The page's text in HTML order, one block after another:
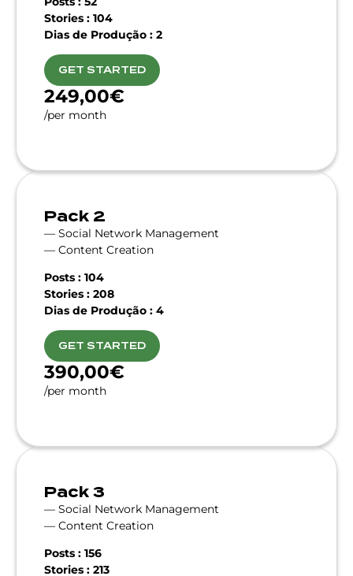
Stories : 104
Dias de Produção : 2
GET STARTED
249,00€
/per month
Pack 2
— Social Network Management
— Content Creation
Posts : 104
Stories : 208
Dias de Produção : 4
GET STARTED
390,00€
/per month
Pack 3
— Social Network Management
— Content Creation
Posts : 156
Stories : 213